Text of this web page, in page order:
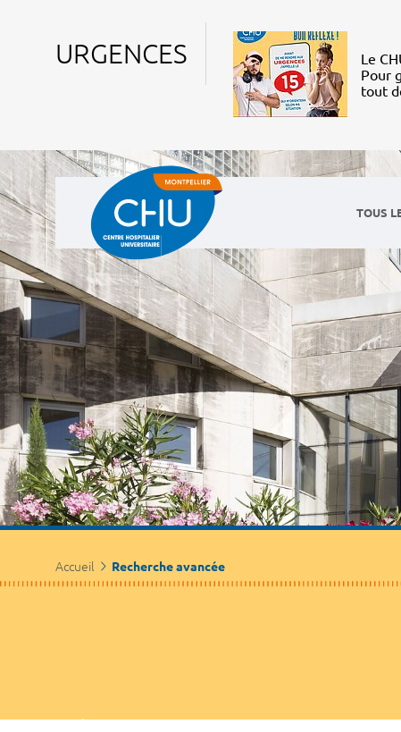
URGENCES
Le
Pour
tout
TOUS
Accueil Recherche avancée